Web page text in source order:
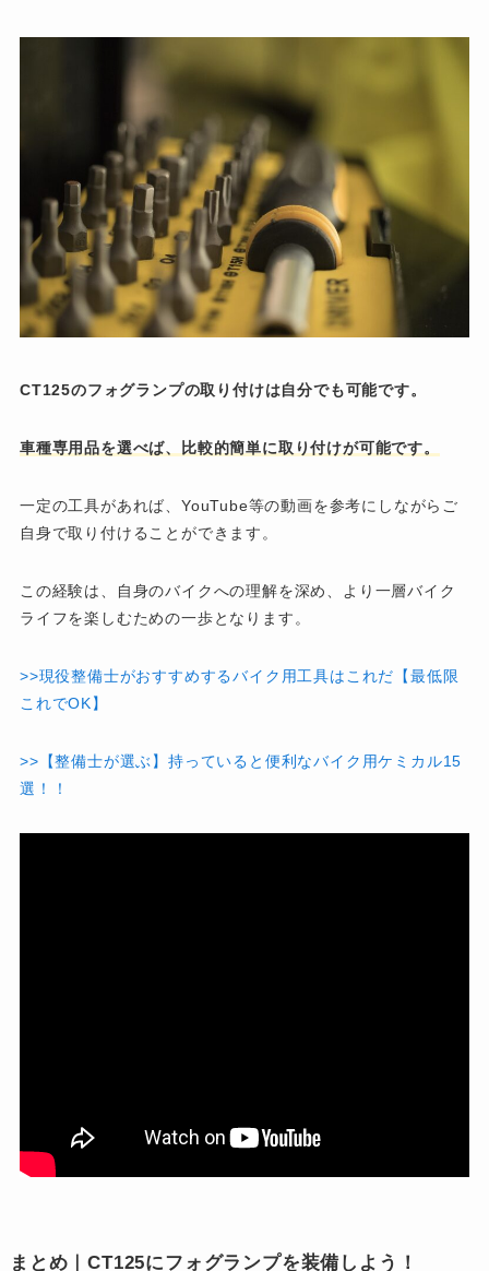
CT125のフォグランプの取り付けは自分でも可能です。
車種専用品を選べば、比較的簡単に取り付けが可能です。
一定の工具があれば、YouTube等の動画を参考にしながらご
自身で取り付けることができます。
この経験は、自身のバイクへの理解を深め、より一層バイク
ライフを楽しむための一歩となります。
>>現役整備士がおすすめするバイク用工具はこれだ【最低限
これでOK】
>>【整備士が選ぶ】持っていると便利なバイク用ケミカル15
選！！
まとめ｜CT125にフォグランプを装備しよう！